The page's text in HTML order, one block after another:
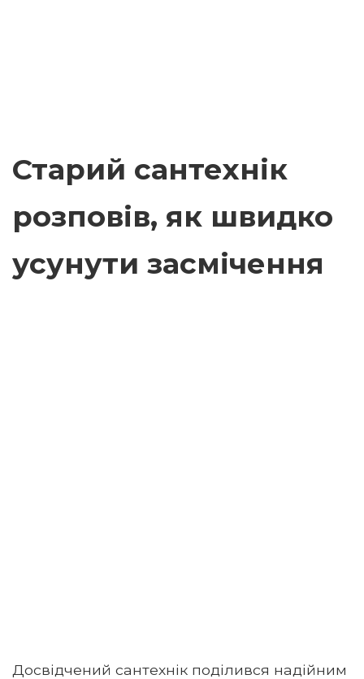
Старий сантехнік
розповів, як швидко
усунути засмічення
Досвідчений сантехнік поділився надійним